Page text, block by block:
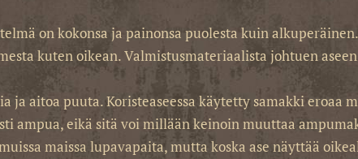
on kokonsa ja painonsa puolesta kuin
kuten oikean. Valmistusmateriaalista johtuen
aitoa puuta. Koristeaseessa käytetty samakki eroaa
ampua, eikä sitä voi millään keinoin muuttaa
maissa lupavapaita, mutta koska ase näyttää